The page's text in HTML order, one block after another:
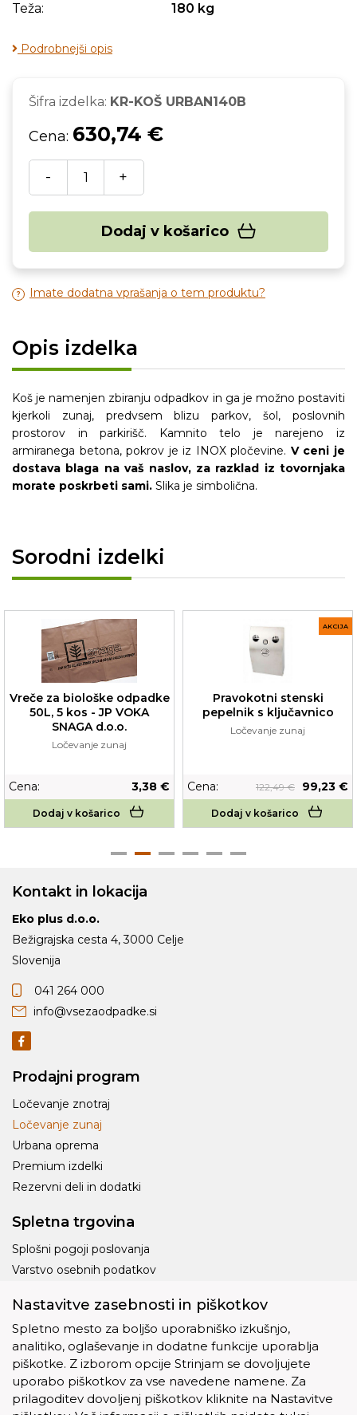
Teža:
180 kg
Podrobnejši opis
Šifra izdelka: KR-KOŠ URBAN140B
Cena: 630,74 €
- +
Dodaj v košarico
Imate dodatna vprašanja o tem produktu?
Opis izdelka
Koš je namenjen zbiranju odpadkov in ga je možno postaviti
kjerkoli zunaj, predvsem blizu parkov, šol, poslovnih
prostorov in parkirišč. Kamnito telo je narejeno iz
armiranega betona, pokrov je iz INOX pločevine. V ceni je
dostava blaga na vaš naslov, za razklad iz tovornjaka
morate poskrbeti sami. Slika je simbolična.
Sorodni izdelki
Vreče za biološke odpadke
50L, 5 kos - JP VOKA
SNAGA d.o.o.
Ločevanje zunaj
Cena: 3,38 €
Dodaj v košarico
AKCIJA
Pravokotni stenski
pepelnik s ključavnico
Ločevanje zunaj
Cena: 122,49 € 99,23 €
Dodaj v košarico
Kontakt in lokacija
Eko plus d.o.o.
Bežigrajska cesta 4, 3000 Celje
Slovenija
041 264 000
info@vsezaodpadke.si
Prodajni program
Ločevanje znotraj
Ločevanje zunaj
Urbana oprema
Premium izdelki
Rezervni deli in dodatki
Spletna trgovina
Splošni pogoji poslovanja
Varstvo osebnih podatkov
Piškotki
Ostalo
Nastavitve zasebnosti in piškotkov
Spletno mesto za boljšo uporabniško izkušnjo,
analitiko, oglaševanje in dodatne funkcije uporablja
piškotke. Z izborom opcije Strinjam se dovoljujete
uporabo piškotkov za vse navedene namene. Za
prilagoditev dovoljenj piškotkov kliknite na Nastavitve